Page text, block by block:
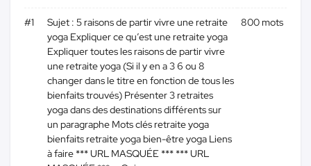
#1
Sujet : 5 raisons de partir vivre une retraite
yoga Expliquer ce qu’est une retraite yoga
Expliquer toutes les raisons de partir vivre
une retraite yoga (Si il y en a 3 6 ou 8
changer dans le titre en fonction de tous les
bienfaits trouvés) Présenter 3 retraites
yoga dans des destinations différents sur
un paragraphe Mots clés retraite yoga
bienfaits retraite yoga bien-être yoga Liens
à faire *** URL MASQUÉE *** *** URL
800 mots